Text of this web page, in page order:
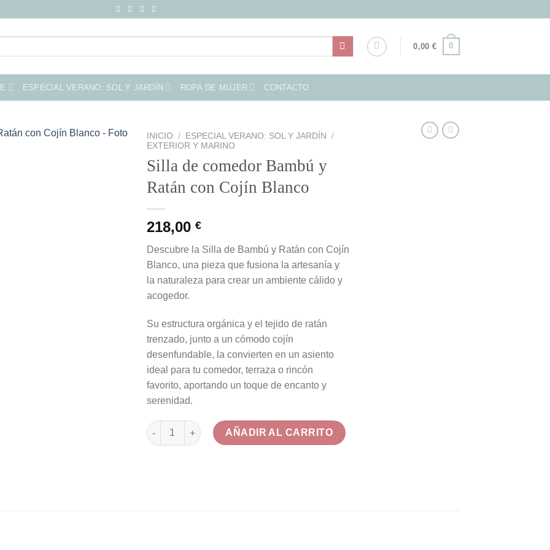
0,00 € 0
ESPECIAL VERANO: SOL Y JARDÍN ROPA DE MUJER CONTACTO
INICIO / ESPECIAL VERANO: SOL Y JARDÍN
/
EXTERIOR Y MARINO
Silla de comedor Bambú y
Ratán con Cojín Blanco
218,00 €
Descubre la Silla de Bambú y Ratán con Cojín
Blanco, una pieza que fusiona la artesanía y
la naturaleza para crear un ambiente cálido y
acogedor.
Su estructura orgánica y el tejido de ratán
trenzado, junto a un cómodo cojín
desenfundable, la convierten en un asiento
ideal para tu comedor, terraza o rincón
favorito, aportando un toque de encanto y
serenidad.
Silla de comedor Bambú y Ratán con Cojín Blanco cantidad
AÑADIR AL CARRITO